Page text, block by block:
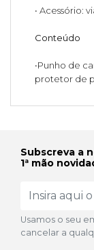
• Acessório:
Conteúdo
•Punho de
protetor de
Subscreva a
1ª mão
Usamos o seu
cancelar a